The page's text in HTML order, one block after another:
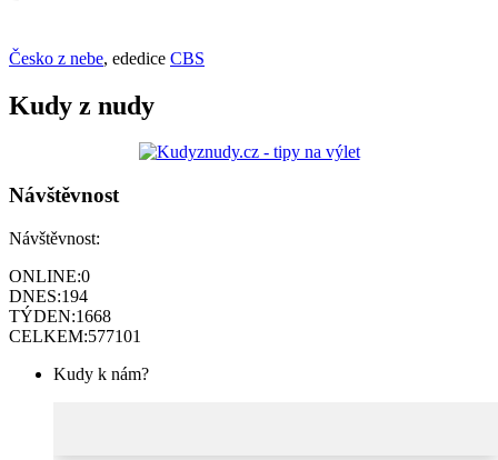
Česko z nebe, ededice CBS
Kudy z nudy
Návštěvnost
Návštěvnost:
ONLINE:0
DNES:194
TÝDEN:1668
CELKEM:577101
Kudy k nám?